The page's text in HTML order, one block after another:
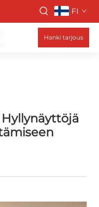
FI
Hanki tarjous